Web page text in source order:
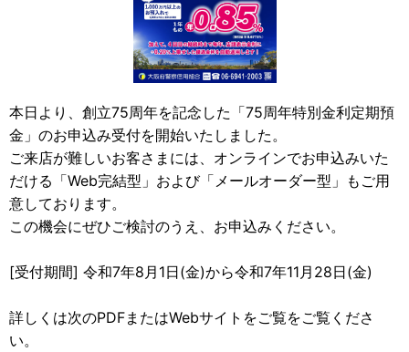
本日より、創立75周年を記念した「75周年特別金利定期預
金」のお申込み受付を開始いたしました。
ご来店が難しいお客さまには、オンラインでお申込みいた
だける「Web完結型」および「メールオーダー型」もご用
意しております。
この機会にぜひご検討のうえ、お申込みください。
[受付期間] 令和7年8月1日(金)から令和7年11月28日(金)
詳しくは次のPDFまたはWebサイトをご覧をご覧くださ
い。